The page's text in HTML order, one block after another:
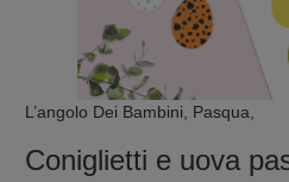
L’angolo Dei Bambini, Pasqua,
Coniglietti e uova